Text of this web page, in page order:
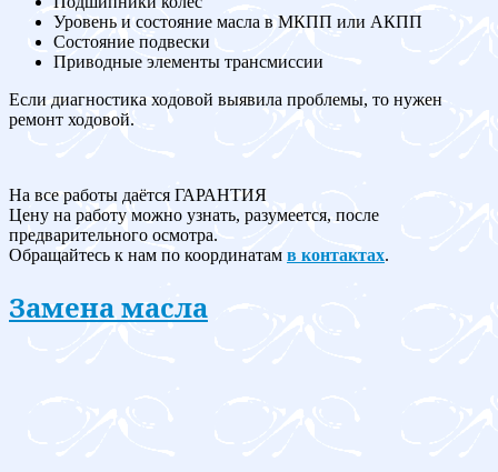
Уровень и состояние масла в МКПП или АКПП
Состояние подвески
Приводные элементы трансмиссии
Если диагностика ходовой выявила проблемы, то нужен
ремонт ходовой.
На все работы даётся ГАРАНТИЯ
Цену на работу можно узнать, разумеется, после
предварительного осмотра.
Обращайтесь к нам по координатам в контактах.
Замена масла